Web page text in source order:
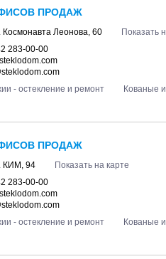
ПРОДАЖ
Космонавта Леонова, 60
Показать
283-00-00
- остекление и ремонт
Кованые
ПРОДАЖ
КИМ, 94
Показать на карте
283-00-00
- остекление и ремонт
Кованые